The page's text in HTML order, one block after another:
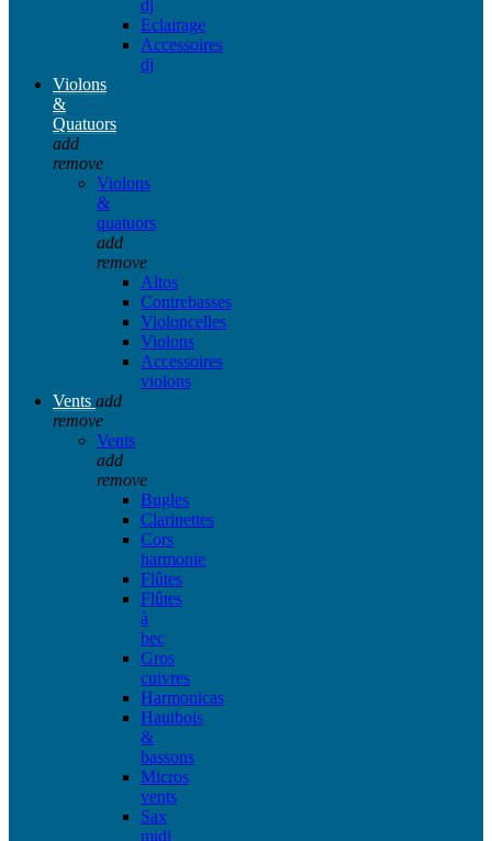
dj
Eclairage
Accessoires
dj
Violons
&
Quatuors
add
remove
Violons
&
quatuors
add
remove
Altos
Contrebasses
Violoncelles
Violons
Accessoires
violons
Vents add
remove
Vents
add
remove
Bugles
Clarinettes
Cors
harmonie
Flûtes
Flûtes
à
bec
Gros
cuivres
Harmonicas
Hautbois
&
bassons
Micros
vents
Sax
midi